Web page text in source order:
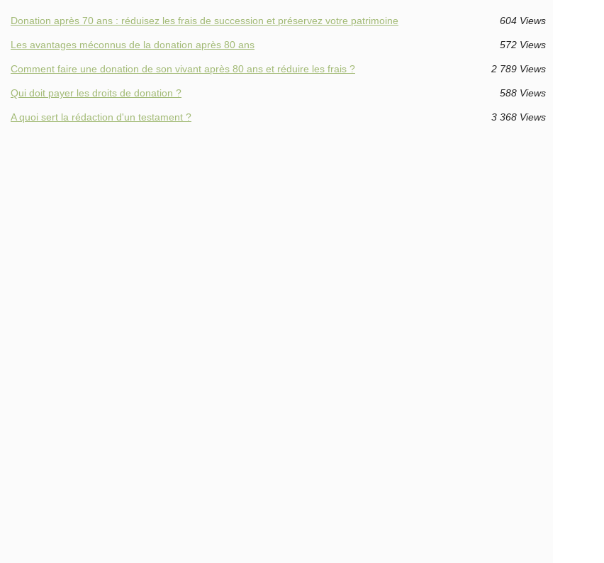
Donation après 70 ans : réduisez les frais de succession et préservez votre patrimoine 604 Views
Les avantages méconnus de la donation après 80 ans 572 Views
Comment faire une donation de son vivant après 80 ans et réduire les frais ? 2 789 Views
Qui doit payer les droits de donation ? 588 Views
A quoi sert la rédaction d'un testament ? 3 368 Views